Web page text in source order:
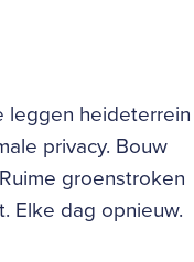
leggen heideterrein
privacy. Bouw
groenstroken
Elke dag opnieuw.